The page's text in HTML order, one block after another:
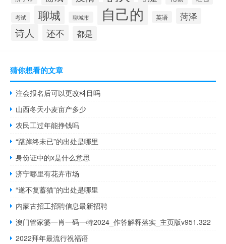
考试 聊城 聊城市 自己的 英语 菏泽
诗人 还不 都是
猜你想看的文章
注会报名后可以更改科目吗
山西冬天小麦亩产多少
农民工过年能挣钱吗
“踸踔终未已”的出处是哪里
身份证中的x是什么意思
济宁哪里有花卉市场
“遂不复蓄猫”的出处是哪里
内蒙古招工招聘信息最新招聘
澳门管家婆一肖一码一特2024_作答解释落实_主页版v951.322
2022拜年最流行祝福语